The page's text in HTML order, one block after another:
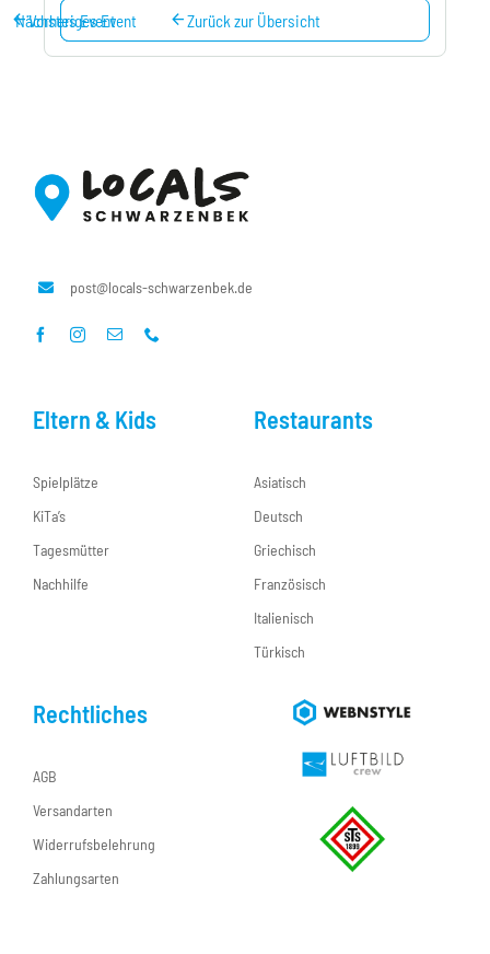
arrow_backVorheriges Event
Nächstes Eventarrow_forward arrow_backZurück zur Übersicht
post@locals-schwarzenbek.de
Eltern & Kids
Spielplätze
KiTa’s
Tagesmütter
Nachhilfe
Restaurants
Asiatisch
Deutsch
Griechisch
Französisch
Italienisch
Türkisch
Rechtliches
AGB
Versandarten
Widerrufsbelehrung
Zahlungsarten